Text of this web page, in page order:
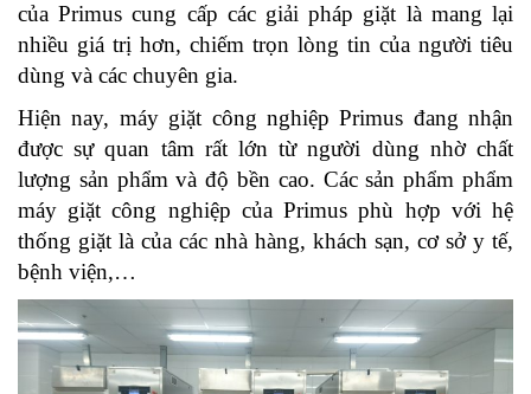
của Primus cung cấp các giải pháp giặt là mang lại
nhiều giá trị hơn, chiếm trọn lòng tin của người tiêu
dùng và các chuyên gia.
Hiện nay, máy giặt công nghiệp Primus đang nhận
được sự quan tâm rất lớn từ người dùng nhờ chất
lượng sản phẩm và độ bền cao. Các sản phẩm phẩm
máy giặt công nghiệp của Primus phù hợp với hệ
thống giặt là của các nhà hàng, khách sạn, cơ sở y tế,
bệnh viện,…